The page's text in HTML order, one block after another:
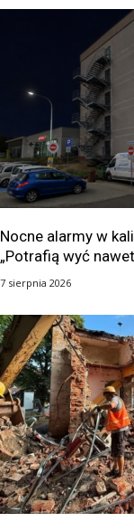
Nocne alarmy w
„Potrafią wyć
7 sierpnia 2026